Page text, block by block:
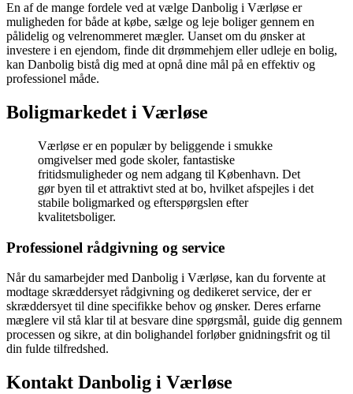
En af de mange fordele ved at vælge Danbolig i Værløse er
muligheden for både at købe, sælge og leje boliger gennem en
pålidelig og velrenommeret mægler. Uanset om du ønsker at
investere i en ejendom, finde dit drømmehjem eller udleje en bolig,
kan Danbolig bistå dig med at opnå dine mål på en effektiv og
professionel måde.
Boligmarkedet i Værløse
Værløse er en populær by beliggende i smukke
omgivelser med gode skoler, fantastiske
fritidsmuligheder og nem adgang til København. Det
gør byen til et attraktivt sted at bo, hvilket afspejles i det
stabile boligmarked og efterspørgslen efter
kvalitetsboliger.
Professionel rådgivning og service
Når du samarbejder med Danbolig i Værløse, kan du forvente at
modtage skræddersyet rådgivning og dedikeret service, der er
skræddersyet til dine specifikke behov og ønsker. Deres erfarne
mæglere vil stå klar til at besvare dine spørgsmål, guide dig gennem
processen og sikre, at din bolighandel forløber gnidningsfrit og til
din fulde tilfredshed.
Kontakt Danbolig i Værløse